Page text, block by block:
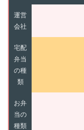
運営
会社
宅配
弁当
の種
類
お弁
当の
種類